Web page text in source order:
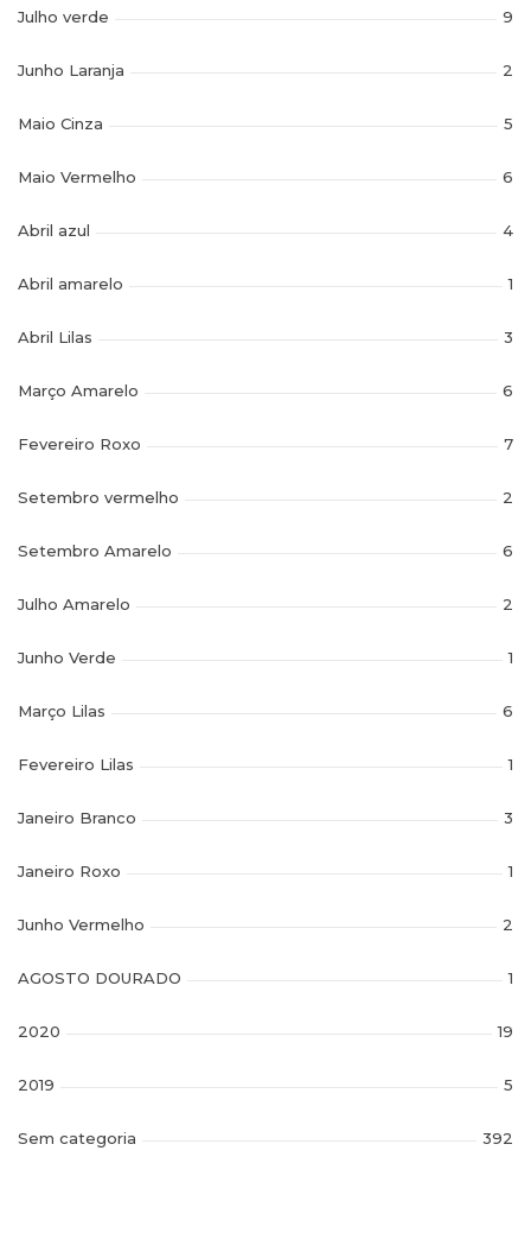
Julho verde 9
Junho Laranja 2
Maio Cinza 5
Maio Vermelho 6
Abril azul 4
Abril amarelo 1
Abril Lilas 3
Março Amarelo 6
Fevereiro Roxo 7
Setembro vermelho 2
Setembro Amarelo 6
Julho Amarelo 2
Junho Verde 1
Março Lilas 6
Fevereiro Lilas 1
Janeiro Branco 3
Janeiro Roxo 1
Junho Vermelho 2
AGOSTO DOURADO 1
2020 19
2019 5
Sem categoria 392